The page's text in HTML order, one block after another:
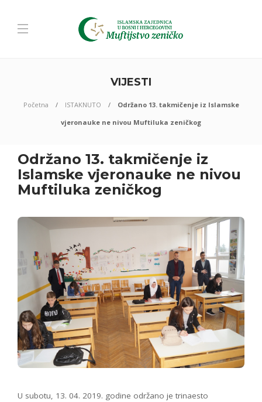
VIJESTI
Početna ISTAKNUTO
Održano 13. takmičenje iz Islamske
vjeronauke ne nivou Muftiluka zeničkog
Održano 13. takmičenje iz
Islamske vjeronauke ne nivou
Muftiluka zeničkog
U subotu, 13. 04. 2019. godine održano je trinaesto